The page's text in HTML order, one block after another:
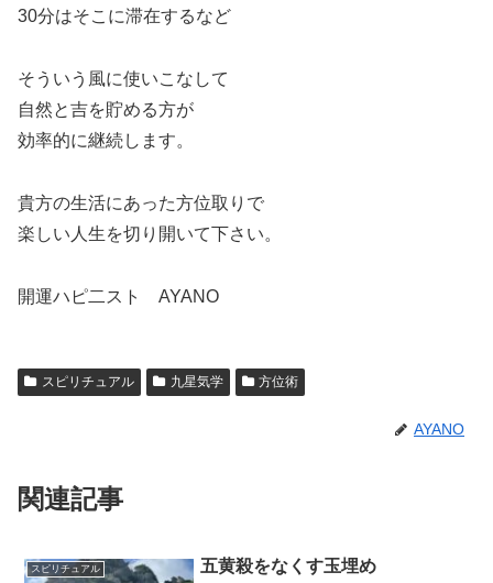
30分はそこに滞在するなど
そういう風に使いこなして
自然と吉を貯める方が
効率的に継続します。
貴方の生活にあった方位取りで
楽しい人生を切り開いて下さい。
開運ハピ二スト AYANO
スピリチュアル 九星気学 方位術
AYANO
関連記事
スピリチュアル 五黄殺をなくす玉埋め